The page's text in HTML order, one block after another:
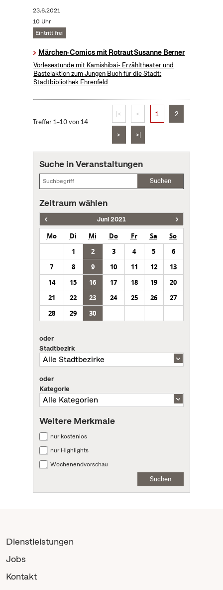
23.6.2021
10 Uhr
Eintritt frei
Märchen-Comics mit Rotraut Susanne Berner
Vorlesestunde mit Kamishibai- Erzähltheater und
Bastelaktion zum Jungen Buch für die Stadt:
Stadtbibliothek Ehrenfeld
Treffer 1–10 von 14
|< < 1 2
> >|
Suche in Veranstaltungen
Suchen
Zeitraum wählen
Juni 2021
Mo Di Mi Do Fr Sa
So
1
2 3 4 5
6
7
8 9 10 11 12
13
14
15 16 17 18 19
20
21
22 23 24 25 26
27
28
29 30
oder
Stadtbezirk
oder
Kategorie
Weitere Merkmale
nur kostenlos
nur Highlights
Wochenendvorschau
Suchen
Dienstleistungen
Jobs
Kontakt